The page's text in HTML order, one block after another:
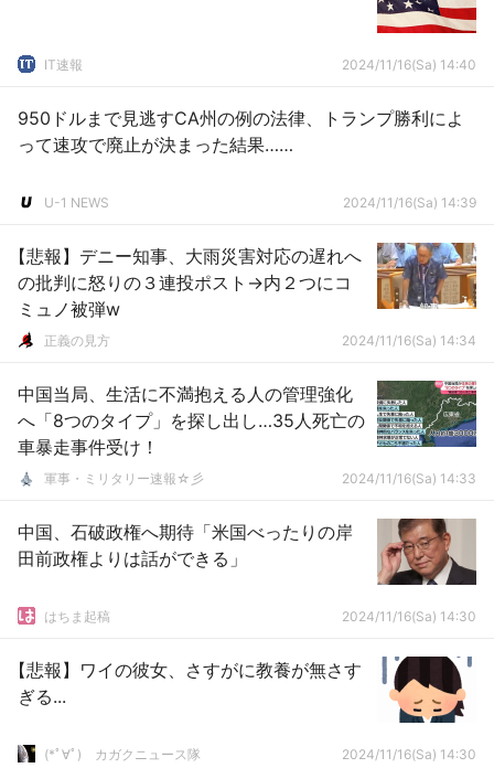
IT速報 2024/11/16(Sa) 14:40
950ドルまで見逃すCA州の例の法律、トランプ勝利によ
って速攻で廃止が決まった結果……
U-1 NEWS 2024/11/16(Sa) 14:39
【悲報】デニー知事、大雨災害対応の遅れへ
の批判に怒りの３連投ポスト→内２つにコ
ミュノ被弾w
正義の見方 2024/11/16(Sa) 14:34
中国当局、生活に不満抱える人の管理強化
へ「8つのタイプ」を探し出し…35人死亡の
車暴走事件受け！
軍事・ミリタリー速報☆彡 2024/11/16(Sa) 14:33
中国、石破政権へ期待「米国べったりの岸
田前政権よりは話ができる」
はちま起稿 2024/11/16(Sa) 14:30
【悲報】ワイの彼女、さすがに教養が無さす
ぎる...
(*ﾟ∀ﾟ)ゞカガクニュース隊 2024/11/16(Sa) 14:30